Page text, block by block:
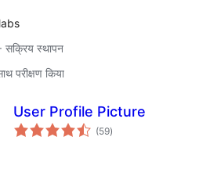
स्थापन
परीक्षण किया
User Profile Picture
(59कुल
दर)